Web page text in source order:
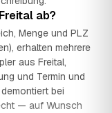
ab?
Menge und PLZ
erhalten mehrere
aus Freital,
und Termin und
bei
— auf Wunsch